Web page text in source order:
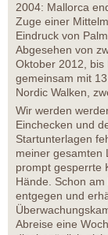
2004: Mallorca
Zuge einer
Eindruck von
Abgesehen von
Oktober 2012, bis
gemeinsam mit
Nordic Walken,
Wir werden
Einchecken und
Startunterlagen
meiner gesamten
prompt gesperrte
Hände. Schon
entgegen und
Abreise eine